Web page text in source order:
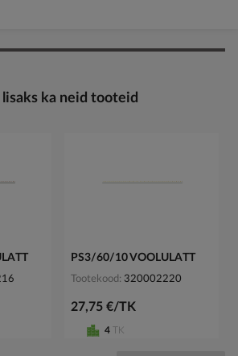
ka neid tooteid
PS3/60/10 VOOLULATT
Tootekood 320002220
27,75 €/TK
4 TK